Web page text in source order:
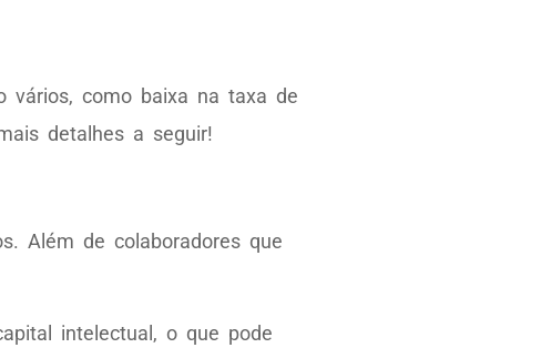
vários, como baixa na taxa de
detalhes a seguir!
Além de colaboradores que
intelectual, o que pode